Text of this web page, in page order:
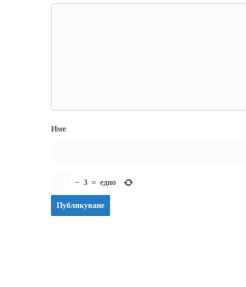
Име
− 3 = едно